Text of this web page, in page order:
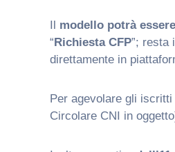
Il modello potrà
“Richiesta CFP”; resta
direttamente in
Per agevolare gli
Circolare CNI in